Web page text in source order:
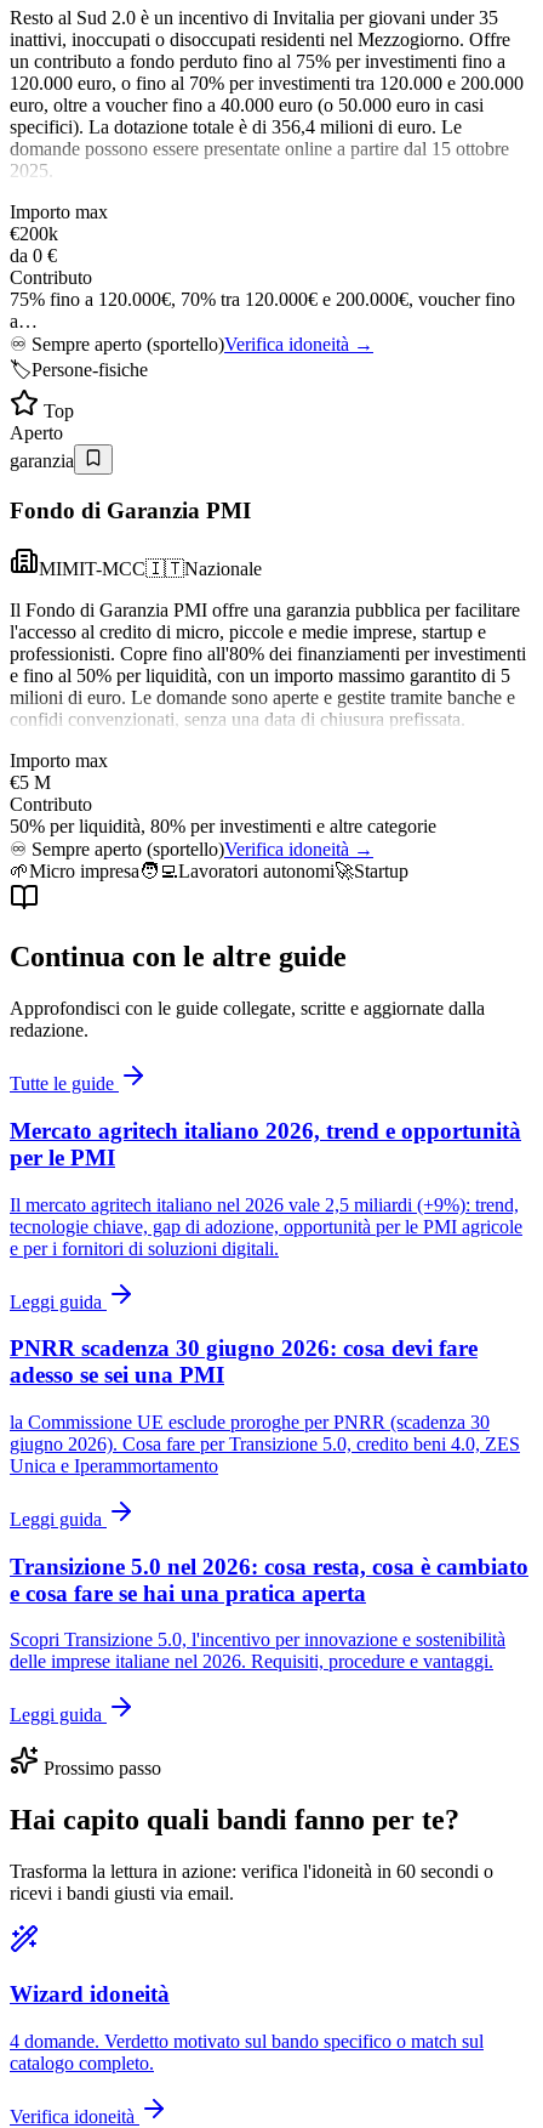
Resto al Sud 2.0 è un incentivo di Invitalia per giovani under 35
inattivi, inoccupati o disoccupati residenti nel Mezzogiorno. Offre
un contributo a fondo perduto fino al 75% per investimenti fino a
120.000 euro, o fino al 70% per investimenti tra 120.000 e 200.000
euro, oltre a voucher fino a 40.000 euro (o 50.000 euro in casi
specifici). La dotazione totale è di 356,4 milioni di euro. Le
domande possono essere presentate online a partire dal 15 ottobre
2025.
Importo max
€200k
da 0 €
Contributo
75% fino a 120.000€, 70% tra 120.000€ e 200.000€, voucher fino
a…
♾️ Sempre aperto (sportello)Verifica idoneità →
🏷️Persone-fisiche
Top
Aperto
garanzia
Fondo di Garanzia PMI
MIMIT-MCC🇮🇹Nazionale
Il Fondo di Garanzia PMI offre una garanzia pubblica per facilitare
l'accesso al credito di micro, piccole e medie imprese, startup e
professionisti. Copre fino all'80% dei finanziamenti per investimenti
e fino al 50% per liquidità, con un importo massimo garantito di 5
milioni di euro. Le domande sono aperte e gestite tramite banche e
confidi convenzionati, senza una data di chiusura prefissata.
Importo max
€5 M
Contributo
50% per liquidità, 80% per investimenti e altre categorie
♾️ Sempre aperto (sportello)Verifica idoneità →
🌱Micro impresa🧑‍💻Lavoratori autonomi🚀Startup
Continua con le altre guide
Approfondisci con le guide collegate, scritte e aggiornate dalla
redazione.
Tutte le guide
Mercato agritech italiano 2026, trend e opportunità
per le PMI
Il mercato agritech italiano nel 2026 vale 2,5 miliardi (+9%): trend,
tecnologie chiave, gap di adozione, opportunità per le PMI agricole
e per i fornitori di soluzioni digitali.
Leggi guida
PNRR scadenza 30 giugno 2026: cosa devi fare
adesso se sei una PMI
la Commissione UE esclude proroghe per PNRR (scadenza 30
giugno 2026). Cosa fare per Transizione 5.0, credito beni 4.0, ZES
Unica e Iperammortamento
Leggi guida
Transizione 5.0 nel 2026: cosa resta, cosa è cambiato
e cosa fare se hai una pratica aperta
Scopri Transizione 5.0, l'incentivo per innovazione e sostenibilità
delle imprese italiane nel 2026. Requisiti, procedure e vantaggi.
Leggi guida
Prossimo passo
Hai capito quali bandi fanno per te?
Trasforma la lettura in azione: verifica l'idoneità in 60 secondi o
ricevi i bandi giusti via email.
Wizard idoneità
4 domande. Verdetto motivato sul bando specifico o match sul
catalogo completo.
Verifica idoneità